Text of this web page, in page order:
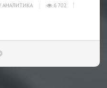
АНАЛИТИКА
6 702